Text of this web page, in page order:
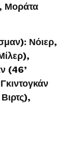
Μοράτα
Νόιερ,
(46’